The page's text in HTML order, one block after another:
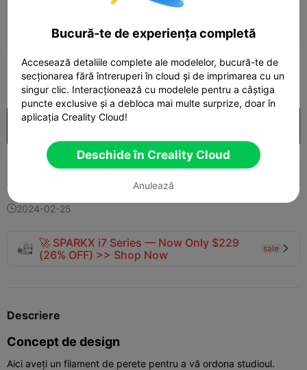
Adaugă configurația de imprimare
Câștigă mai multe puncte
100 
132 145 2
2024-02-25
🚀 SPARKX i7 Series — Now Only $229
(26% OFF) >> Shop Now
sale 
Descriere
Concept de design
Aici aveți un filament de perete pentru a vă ordona studioul.
Bucură-te de experiența completă
Accesează detaliile complete ale modelelor, bucură-te de
secționarea fără întreruperi în cloud și de imprimarea cu un
singur clic. Interacționează cu modelele pentru a câștiga
puncte exclusive și a debloca mai multe surprize, doar în
aplicația Creality Cloud!
Deschide în Creality Cloud
Anulează